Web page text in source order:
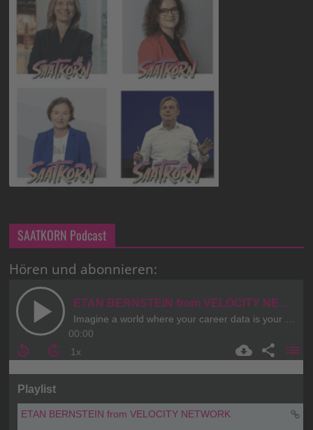
SAATKORN Podcast
Hören und abonnieren: